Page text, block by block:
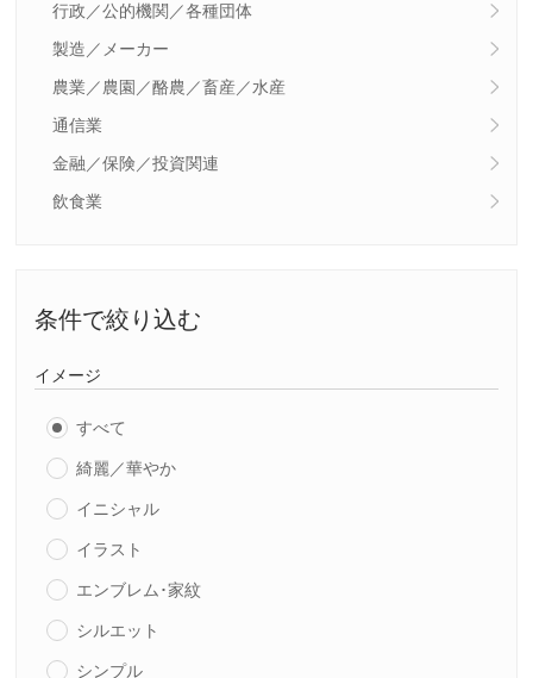
行政／公的機関／各種団体
製造／メーカー
農業／農園／酪農／畜産／水産
通信業
金融／保険／投資関連
飲食業
条件で絞り込む
イメージ
すべて
綺麗／華やか
イニシャル
イラスト
エンブレム･家紋
シルエット
シンプル